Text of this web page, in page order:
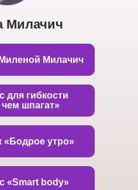
для гибкости
шпагат»
Милачич
«Бодрое утро»
«Smart body»
Милачич